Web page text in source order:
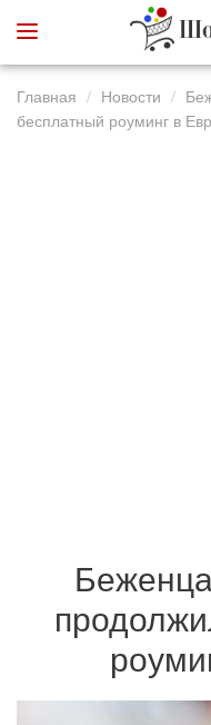
Главная Новости
бесплатный роуминг в